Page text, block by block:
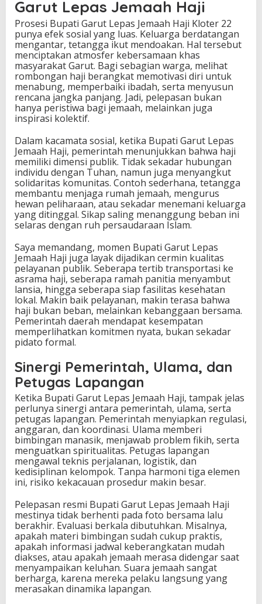
Garut Lepas Jemaah Haji
Prosesi Bupati Garut Lepas Jemaah Haji Kloter 22
punya efek sosial yang luas. Keluarga berdatangan
mengantar, tetangga ikut mendoakan. Hal tersebut
menciptakan atmosfer kebersamaan khas
masyarakat Garut. Bagi sebagian warga, melihat
rombongan haji berangkat memotivasi diri untuk
menabung, memperbaiki ibadah, serta menyusun
rencana jangka panjang. Jadi, pelepasan bukan
hanya peristiwa bagi jemaah, melainkan juga
inspirasi kolektif.
Dalam kacamata sosial, ketika Bupati Garut Lepas
Jemaah Haji, pemerintah menunjukkan bahwa haji
memiliki dimensi publik. Tidak sekadar hubungan
individu dengan Tuhan, namun juga menyangkut
solidaritas komunitas. Contoh sederhana, tetangga
membantu menjaga rumah jemaah, mengurus
hewan peliharaan, atau sekadar menemani keluarga
yang ditinggal. Sikap saling menanggung beban ini
selaras dengan ruh persaudaraan Islam.
Saya memandang, momen Bupati Garut Lepas
Jemaah Haji juga layak dijadikan cermin kualitas
pelayanan publik. Seberapa tertib transportasi ke
asrama haji, seberapa ramah panitia menyambut
lansia, hingga seberapa siap fasilitas kesehatan
lokal. Makin baik pelayanan, makin terasa bahwa
haji bukan beban, melainkan kebanggaan bersama.
Pemerintah daerah mendapat kesempatan
memperlihatkan komitmen nyata, bukan sekadar
pidato formal.
Sinergi Pemerintah, Ulama, dan
Petugas Lapangan
Ketika Bupati Garut Lepas Jemaah Haji, tampak jelas
perlunya sinergi antara pemerintah, ulama, serta
petugas lapangan. Pemerintah menyiapkan regulasi,
anggaran, dan koordinasi. Ulama memberi
bimbingan manasik, menjawab problem fikih, serta
menguatkan spiritualitas. Petugas lapangan
mengawal teknis perjalanan, logistik, dan
kedisiplinan kelompok. Tanpa harmoni tiga elemen
ini, risiko kekacauan prosedur makin besar.
Pelepasan resmi Bupati Garut Lepas Jemaah Haji
mestinya tidak berhenti pada foto bersama lalu
berakhir. Evaluasi berkala dibutuhkan. Misalnya,
apakah materi bimbingan sudah cukup praktis,
apakah informasi jadwal keberangkatan mudah
diakses, atau apakah jemaah merasa didengar saat
menyampaikan keluhan. Suara jemaah sangat
berharga, karena mereka pelaku langsung yang
merasakan dinamika lapangan.